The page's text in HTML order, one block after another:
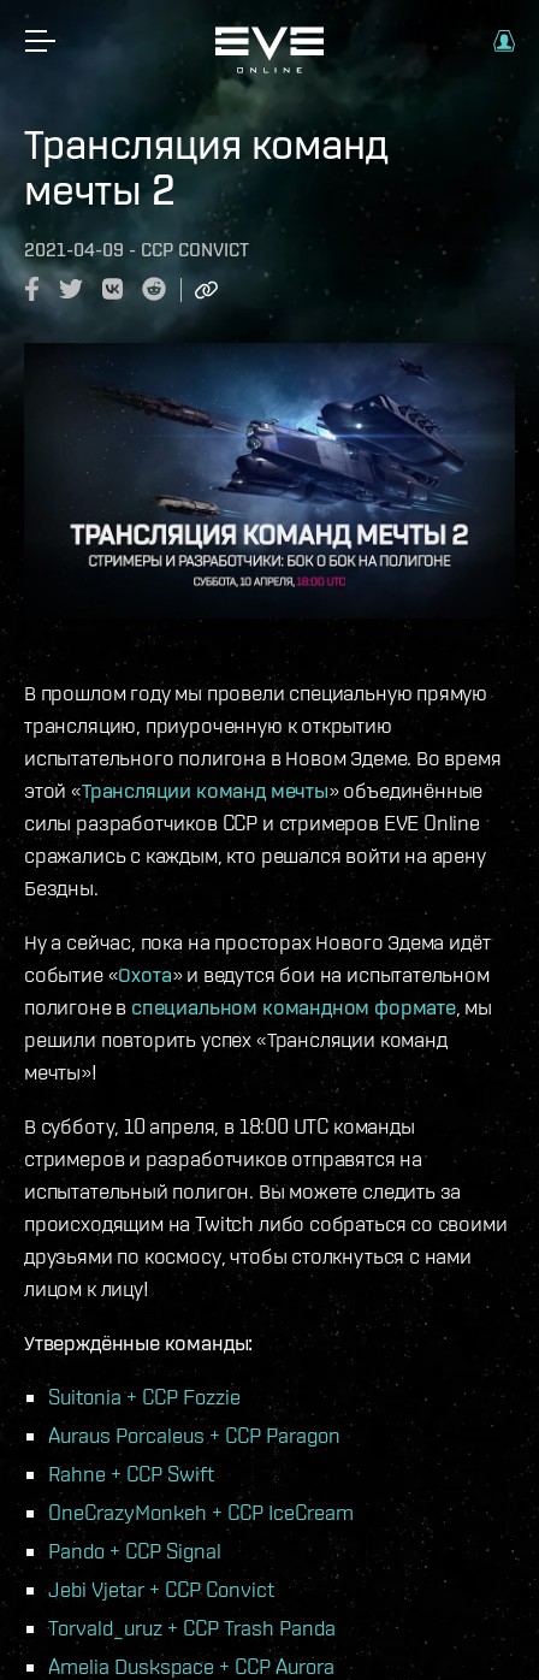
Трансляция команд
мечты 2
2021-04-09 - CCP CONVICT
В прошлом году мы провели специальную прямую
трансляцию, приуроченную к открытию
испытательного полигона в Новом Эдеме. Во время
этой «Трансляции команд мечты» объединённые
силы разработчиков CCP и стримеров EVE Online
сражались с каждым, кто решался войти на арену
Бездны.
Ну а сейчас, пока на просторах Нового Эдема идёт
событие «Охота» и ведутся бои на испытательном
полигоне в специальном командном формате, мы
решили повторить успех «Трансляции команд
мечты»!
В субботу, 10 апреля, в 18:00 UTC команды
стримеров и разработчиков отправятся на
испытательный полигон. Вы можете следить за
происходящим на Twitch либо собраться со своими
друзьями по космосу, чтобы столкнуться с нами
лицом к лицу!
Утверждённые команды:
Suitonia + CCP Fozzie
Auraus Porcaleus + CCP Paragon
Rahne + CCP Swift
OneCrazyMonkeh + CCP IceCream
Pando + CCP Signal
Jebi Vjetar + CCP Convict
Torvald_uruz + CCP Trash Panda
Amelia Duskspace + CCP Aurora